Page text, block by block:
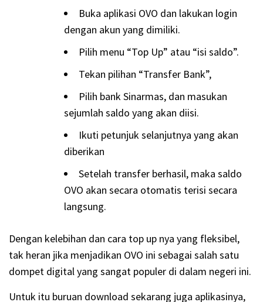
Buka aplikasi OVO dan lakukan login
dengan akun yang dimiliki.
Pilih menu “Top Up” atau “isi saldo”.
Tekan pilihan “Transfer Bank”,
Pilih bank Sinarmas, dan masukan
sejumlah saldo yang akan diisi.
Ikuti petunjuk selanjutnya yang akan
diberikan
Setelah transfer berhasil, maka saldo
OVO akan secara otomatis terisi secara
langsung.
Dengan kelebihan dan cara top up nya yang fleksibel,
tak heran jika menjadikan OVO ini sebagai salah satu
dompet digital yang sangat populer di dalam negeri ini.
Untuk itu buruan download sekarang juga aplikasinya,